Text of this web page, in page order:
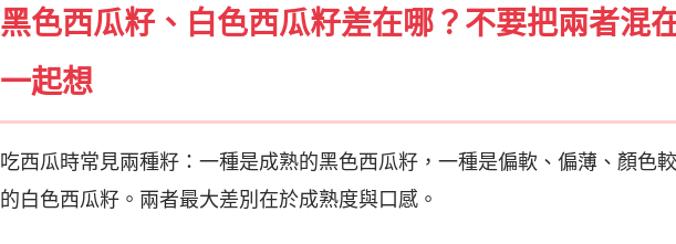
黑色西瓜籽、白色西瓜籽差在哪？不要把兩者混
一起想
吃西瓜時常見兩種籽：一種是成熟的黑色西瓜籽，一種是偏軟、偏薄、顏色
的白色西瓜籽。兩者最大差別在於成熟度與口感。